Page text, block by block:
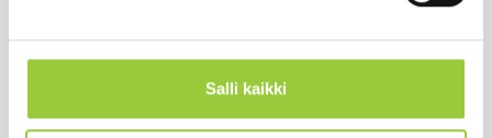
Salli kaikki
paltamon.kunta(at)paltamo.fi